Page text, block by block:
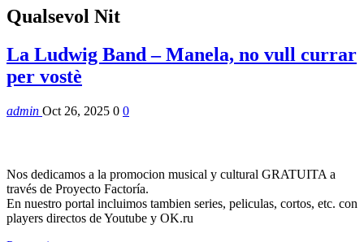
Qualsevol Nit
La Ludwig Band – Manela, no vull currar
per vostè
admin Oct 26, 2025 0 0
Nos dedicamos a la promocion musical y cultural GRATUITA a
través de Proyecto Factoría.
En nuestro portal incluimos tambien series, peliculas, cortos, etc. con
players directos de Youtube y OK.ru